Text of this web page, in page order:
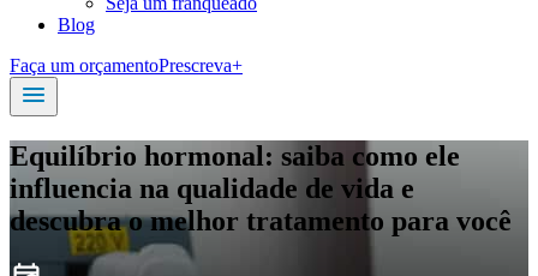
Blog
Faça um orçamentoPrescreva+
Equilíbrio hormonal: saiba como ele
influencia na qualidade de vida e
descubra o melhor tratamento para você